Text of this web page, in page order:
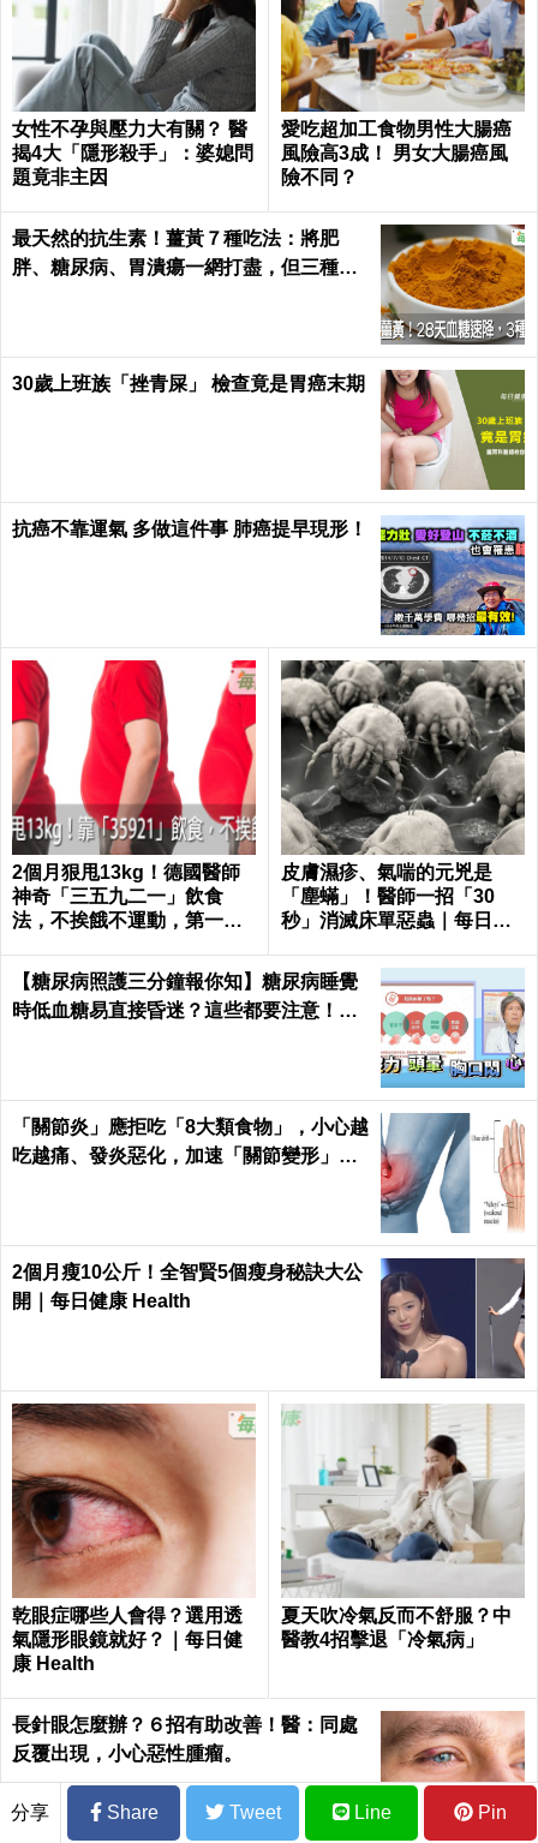
女性不孕與壓力大有關？ 醫
揭4大「隱形殺手」：婆媳問
題竟非主因
愛吃超加工食物男性大腸癌
風險高3成！ 男女大腸癌風
險不同？
最天然的抗生素！薑黃７種吃法：將肥
胖、糖尿病、胃潰瘍一網打盡，但三種人
30歲上班族「挫青屎」 檢查竟是胃癌末期
抗癌不靠運氣 多做這件事 肺癌提早現形！
2個月狠甩13kg！德國醫師
神奇「三五九二一」飲食
法，不挨餓不運動，第一個
Health
皮膚濕疹、氣喘的元兇是
「塵蟎」！醫師一招「30
秒」消滅床單惡蟲｜每日健
【糖尿病照護三分鐘報你知】糖尿病睡覺
時低血糖易直接昏迷？這些都要注意！陳
「關節炎」應拒吃「8大類食物」，小心越
吃越痛、發炎惡化，加速「關節變形」！
2個月瘦10公斤！全智賢5個瘦身秘訣大公
開｜每日健康 Health
乾眼症哪些人會得？選用透
氣隱形眼鏡就好？｜每日健
康 Health
夏天吹冷氣反而不舒服？中
醫教4招擊退「冷氣病」
長針眼怎麼辦？６招有助改善！醫：同處
反覆出現，小心惡性腫瘤。
分享 Share Tweet Line Pin